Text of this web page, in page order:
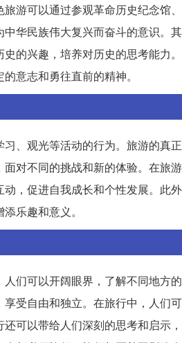
游可以通过参观革命历史纪念馆
华民族伟大复兴而奋斗的意识。
的兴趣，培养对历史的思考能力
意志和勇往直前的精神。
、观光等活动的行为。旅游的真
对不同的挑战和新的体验。在旅
，促进自我成长和个性发展。此
乐趣和意义。
们可以开阔眼界，了解不同地方
受自由和独立。在旅行中，人们
可以带给人们深刻的思考和启示